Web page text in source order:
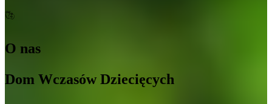
O nas
Dom Wczasów Dziecięcych